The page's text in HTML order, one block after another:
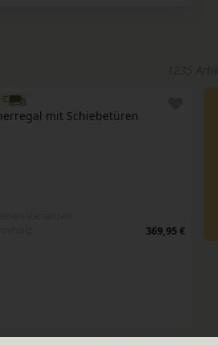
mit Schiebetüren
369,95 €